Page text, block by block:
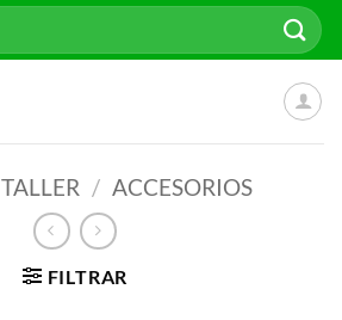
TALLER / ACCESORIOS
FILTRAR